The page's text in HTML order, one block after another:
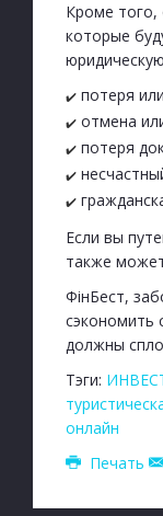
Кроме того,
которые
✔️ потеря
✔️ отмена
✔️ потеря
✔️
✔️
Если вы
также
ФінБест,
сэкономить
должны
Тэги:
онлайн
Печать